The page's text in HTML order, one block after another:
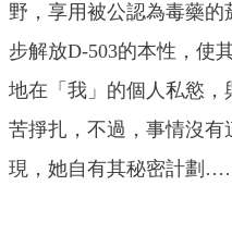
野，享用被公認為毒藥
步解放D-503的本性，使
地在「我」的個人私慾
苦掙扎，不過，事情沒有
現，她自有其秘密計劃